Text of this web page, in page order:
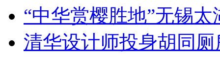
“中华赏樱胜地”无锡
清华设计师投身胡同